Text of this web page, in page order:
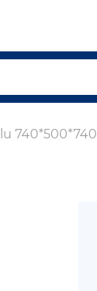
740*500*740